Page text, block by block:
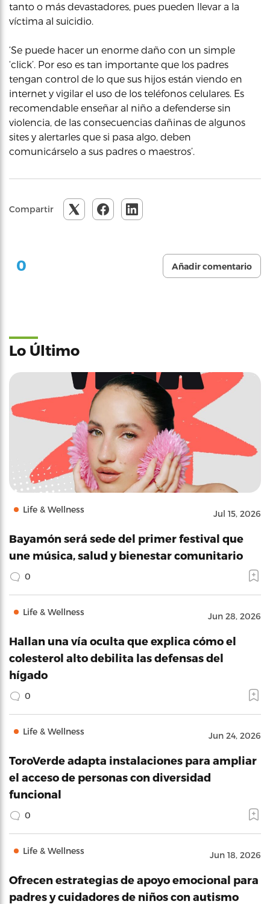
tanto o más devastadores, pues pueden llevar a la
víctima al suicidio.
‘Se puede hacer un enorme daño con un simple
‘click’. Por eso es tan importante que los padres
tengan control de lo que sus hijos están viendo en
internet y vigilar el uso de los teléfonos celulares. Es
recomendable enseñar al niño a defenderse sin
violencia, de las consecuencias dañinas de algunos
sites y alertarles que si pasa algo, deben
comunicárselo a sus padres o maestros’.
Compartir
0 Añadir comentario
Lo Último
Life & Wellness Jul 15, 2026
Bayamón será sede del primer festival que
une música, salud y bienestar comunitario
0
Life & Wellness Jun 28, 2026
Hallan una vía oculta que explica cómo el
colesterol alto debilita las defensas del
hígado
0
Life & Wellness Jun 24, 2026
ToroVerde adapta instalaciones para ampliar
el acceso de personas con diversidad
funcional
0
Life & Wellness Jun 18, 2026
Ofrecen estrategias de apoyo emocional para
padres y cuidadores de niños con autismo